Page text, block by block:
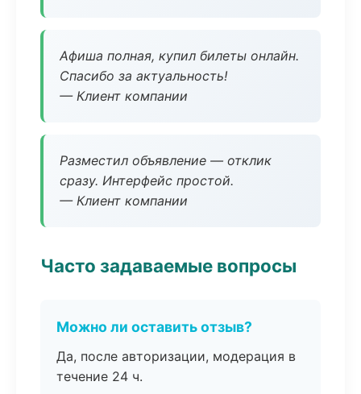
Афиша полная, купил билеты онлайн.
Спасибо за актуальность!
— Клиент компании
Разместил объявление — отклик
сразу. Интерфейс простой.
— Клиент компании
Часто задаваемые вопросы
Можно ли оставить отзыв?
Да, после авторизации, модерация в
течение 24 ч.